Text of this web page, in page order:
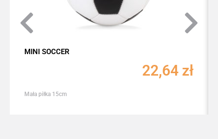
MINI SOCCER
22,64 zł
Mała piłka 15cm